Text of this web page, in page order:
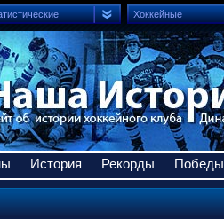
Хоккейные
История Рекорды Победы